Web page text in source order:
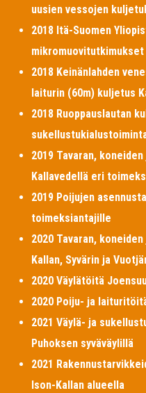
uusien vessojen
2018 Itä-Suomen
2018 Keinänlahden
laiturin (60m) kuljetus
2018 Ruoppauslautan
2019 Tavaran,
Kallavedellä eri
2019 Poijujen
toimeksiantajille
2020 Tavaran,
Kallan, Syvärin ja
2020 Väylätöitä
2020 Poiju- ja
2021 Väylä- ja
Puhoksen syväväylillä
2021
Ison-Kallan alueella